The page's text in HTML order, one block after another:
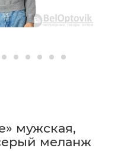
мужская,
меланж